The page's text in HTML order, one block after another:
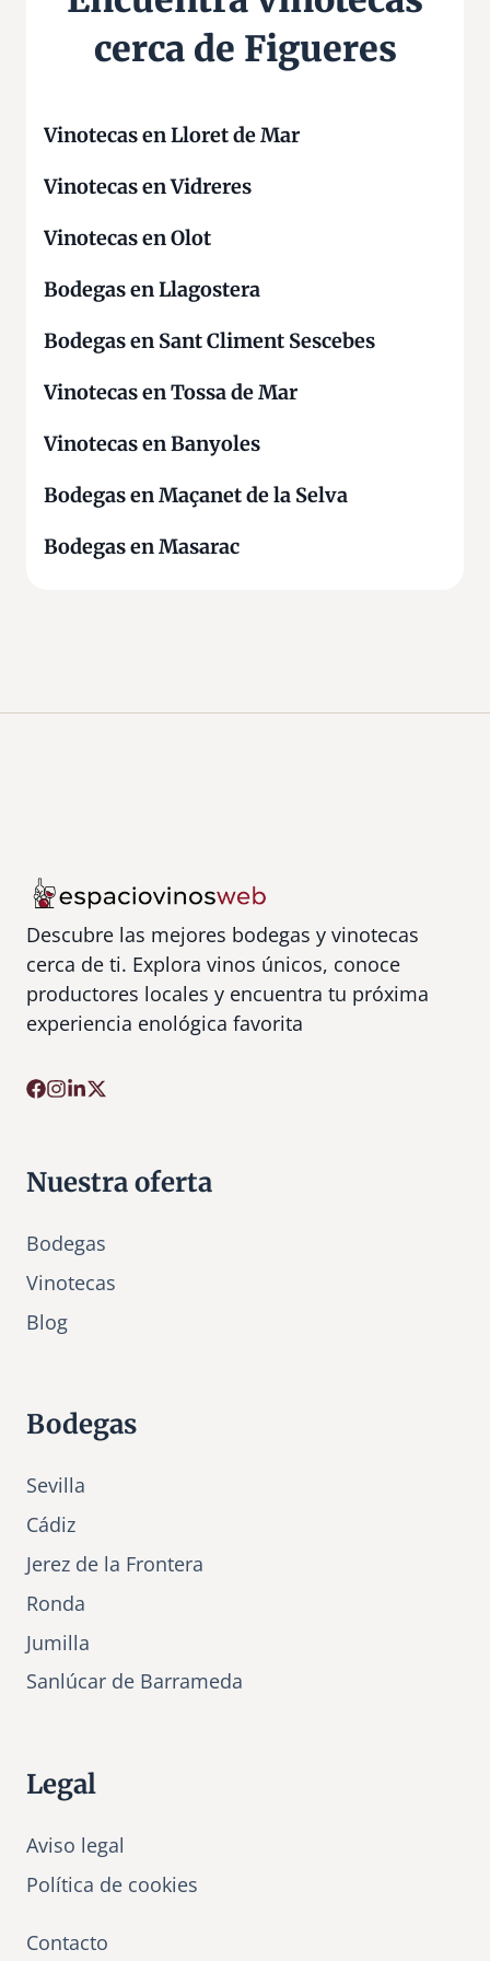
cerca de Figueres
Vinotecas en Lloret de Mar
Vinotecas en Vidreres
Vinotecas en Olot
Bodegas en Llagostera
Bodegas en Sant Climent Sescebes
Vinotecas en Tossa de Mar
Vinotecas en Banyoles
Bodegas en Maçanet de la Selva
Bodegas en Masarac
Descubre las mejores bodegas y vinotecas
cerca de ti. Explora vinos únicos, conoce
productores locales y encuentra tu próxima
experiencia enológica favorita
Nuestra oferta
Bodegas
Vinotecas
Blog
Bodegas
Sevilla
Cádiz
Jerez de la Frontera
Ronda
Jumilla
Sanlúcar de Barrameda
Legal
Aviso legal
Política de cookies
Contacto